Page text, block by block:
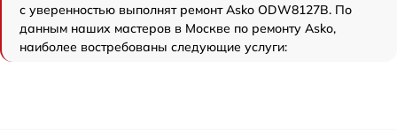
с уверенностью выполнят ремонт Asko ODW8127B. По
данным наших мастеров в Москве по ремонту Asko,
наиболее востребованы следующие услуги: